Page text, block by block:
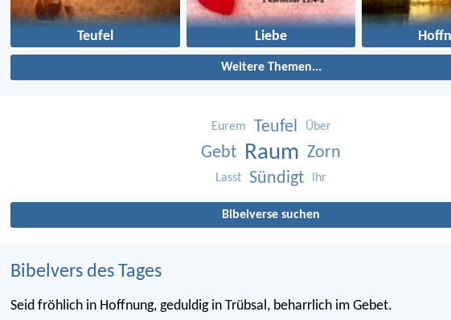
Teufel Liebe
Weitere Themen...
Eurem Teufel Über
Gebt Raum Zorn
Lasst Sündigt Ihr
Bibelverse suchen
Bibelvers des Tages
Seid fröhlich in Hoffnung, geduldig in Trübsal, beharrlich im Gebet.